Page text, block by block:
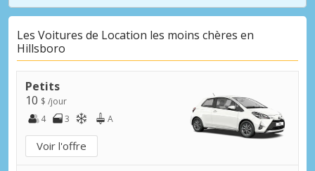
Les Voitures de Location les moins chères en
Hillsboro
Petits
10 $ /jour
4
3 A
Voir l'offre